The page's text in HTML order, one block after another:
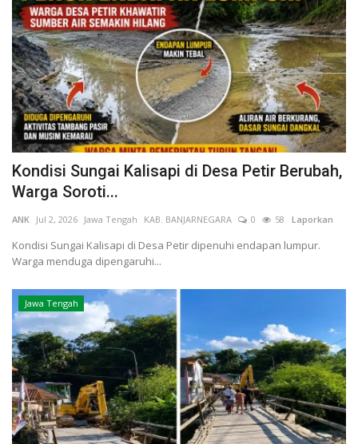
Kesehatan
Layanan Publik
Perempuan/Anak
Kondisi Sungai Kalisapi di Desa Petir Berubah,
Warga Soroti...
ANK Jul 2, 2026 Jawa Tengah KAB. BANJARNEGARA 0 58 Laporkan
Kondisi Sungai Kalisapi di Desa Petir dipenuhi endapan lumpur.
Warga menduga dipengaruhi...
Jawa Tengah